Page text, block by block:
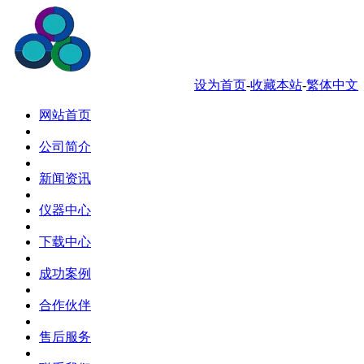
设为首页-收藏本站-繁体中文
网站首页
公司简介
新闻资讯
仪器中心
下载中心
成功案例
合作伙伴
售后服务